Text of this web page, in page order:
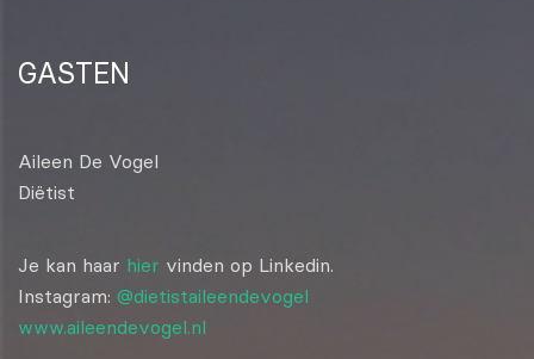
GASTEN
Aileen De Vogel
Diëtist
Je kan haar hier vinden op Linkedin.
Instagram: @dietistaileendevogel
www.aileendevogel.nl